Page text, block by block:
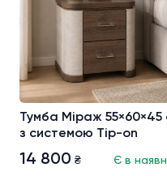
Тумба Міраж 55×60×45
з системою Tip-on
14 800 ₴ Є в